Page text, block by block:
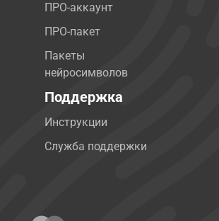
ПРО-аккаунт
ПРО-пакет
Пакеты
нейросимволов
Поддержка
Инструкции
Служба поддержки